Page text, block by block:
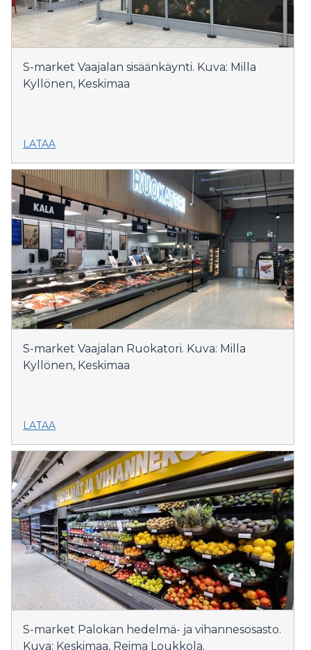
S-market Vaajalan sisäänkäynti. Kuva: Milla
Kyllönen, Keskimaa
LATAA
S-market Vaajalan Ruokatori. Kuva: Milla
Kyllönen, Keskimaa
LATAA
S-market Palokan hedelmä- ja vihannesosasto.
Kuva: Keskimaa, Reima Loukkola.